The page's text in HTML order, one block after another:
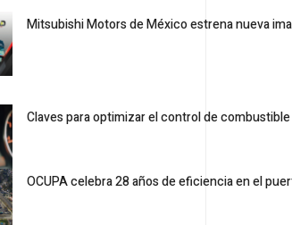
Mitsubishi Motors de México estrena nueva
Claves para optimizar el control de
OCUPA celebra 28 años de eficiencia en el